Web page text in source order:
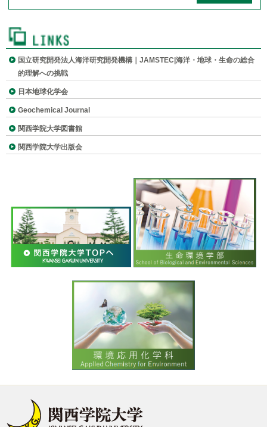
国立研究開発法人海洋研究開発機構｜JAMSTEC|海洋・地球・生命の総合
的理解への挑戦
日本地球化学会
Geochemical Journal
関西学院大学図書館
関西学院大学出版会